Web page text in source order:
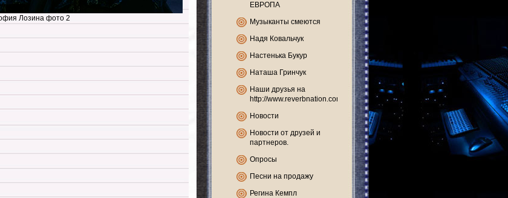
Лозина фото 2
ЕВРОПА
Музыканты смеются
Надя Ковальчук
Настенька Букур
Наташа Гринчук
Наши друзья на
http://www.reverbnation.com
Новости
Новости от друзей и
партнеров.
Опросы
Песни на продажу
Регина Кемпл